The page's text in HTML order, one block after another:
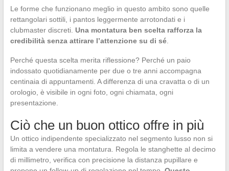
Le forme che funzionano meglio in questo ambito sono quelle
rettangolari sottili, i pantos leggermente arrotondati e i
clubmaster discreti. Una montatura ben scelta rafforza la
credibilità senza attirare l’attenzione su di sé.
Perché questa scelta merita riflessione? Perché un paio
indossato quotidianamente per due o tre anni accompagna
centinaia di appuntamenti. A differenza di una cravatta o di un
orologio, è visibile in ogni foto, ogni chiamata, ogni
presentazione.
Ciò che un buon ottico offre in più
Un ottico indipendente specializzato nel segmento lusso non si
limita a vendere una montatura. Regola le stanghette al decimo
di millimetro, verifica con precisione la distanza pupillare e